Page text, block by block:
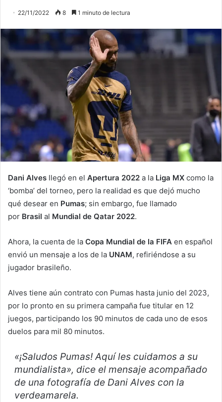
22/11/2022 8 1 minuto de lectura
Dani Alves llegó en el Apertura 2022 a la Liga MX como la
‘bomba’ del torneo, pero la realidad es que dejó mucho
qué desear en Pumas; sin embargo, fue llamado
por Brasil al Mundial de Qatar 2022.
Ahora, la cuenta de la Copa Mundial de la FIFA en español
envió un mensaje a los de la UNAM, refiriéndose a su
jugador brasileño.
Alves tiene aún contrato con Pumas hasta junio del 2023,
por lo pronto en su primera campaña fue titular en 12
juegos, participando los 90 minutos de cada uno de esos
duelos para mil 80 minutos.
«¡Saludos Pumas! Aquí les cuidamos a su
mundialista», dice el mensaje acompañado
de una fotografía de Dani Alves con la
verdeamarela.